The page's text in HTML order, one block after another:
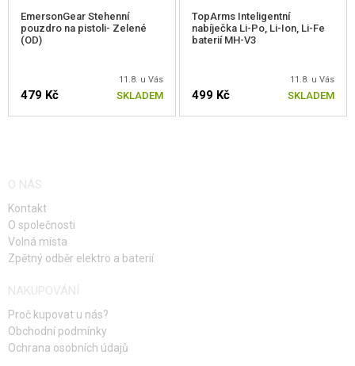
EmersonGear Stehenní
pouzdro na pistoli- Zelené
(OD)
11.8. u Vás
479 Kč SKLADEM
TopArms Inteligentní
nabíječka Li-Po, Li-Ion, Li-Fe
baterií MH-V3
11.8. u Vás
499 Kč SKLADEM
O NÁS
Kontakt
O společnosti
Volná místa
Zpětný odběr elektro a baterií
NAKUPOVÁNÍ
Proč kupovat u nás?
Obchodní podmínky
Ochrana osobních údajů